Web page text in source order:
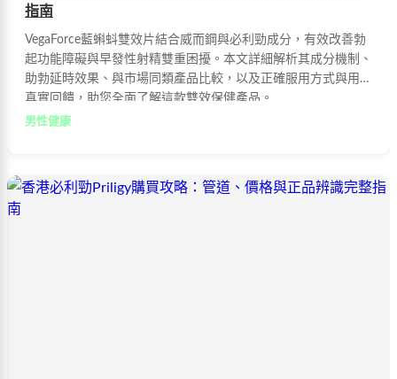
指南
VegaForce藍蝌蚪雙效片結合威而鋼與必利勁成分，有效改善勃
起功能障礙與早發性射精雙重困擾。本文詳細解析其成分機制、
助勃延時效果、與市場同類產品比較，以及正確服用方式與用家
真實回饋，助您全面了解這款雙效保健產品。
男性健康